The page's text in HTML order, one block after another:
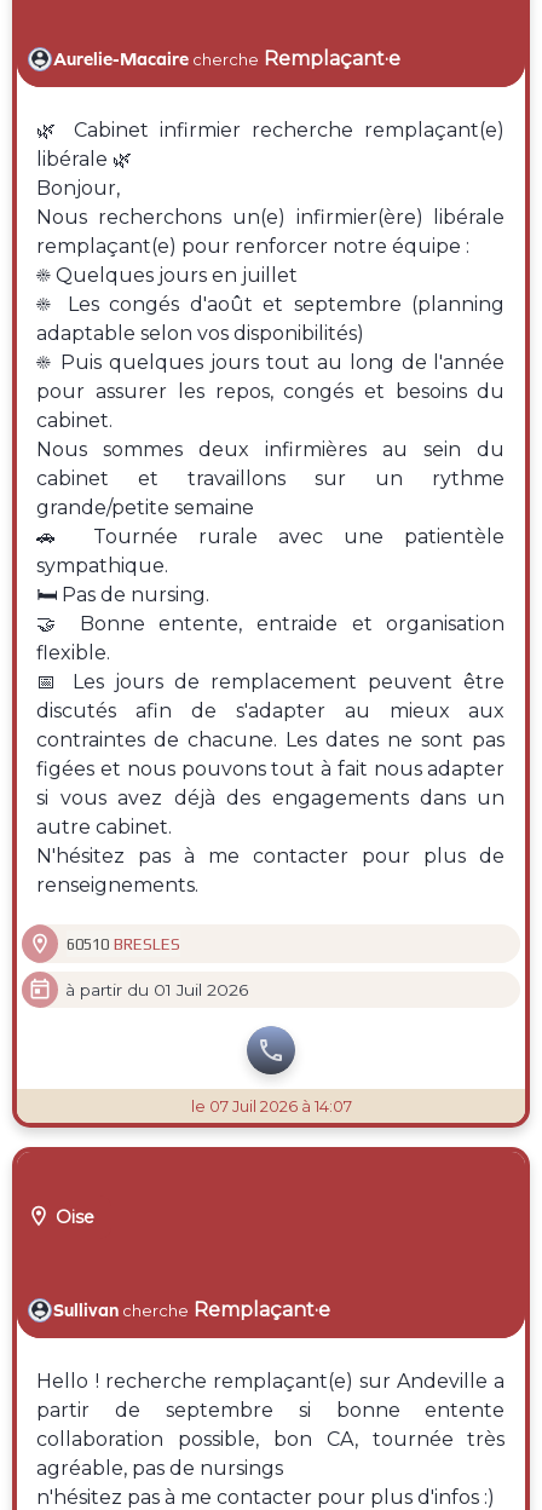
Aurelie-Macaire cherche Remplaçant·e
🌿 Cabinet infirmier recherche remplaçant(e)
libérale 🌿
Bonjour,
Nous recherchons un(e) infirmier(ère) libérale
remplaçant(e) pour renforcer notre équipe :
☀️ Quelques jours en juillet
☀️ Les congés d'août et septembre (planning
adaptable selon vos disponibilités)
☀️ Puis quelques jours tout au long de l'année
pour assurer les repos, congés et besoins du
cabinet.
Nous sommes deux infirmières au sein du
cabinet et travaillons sur un rythme
grande/petite semaine
🚗 Tournée rurale avec une patientèle
sympathique.
🛏️ Pas de nursing.
🤝 Bonne entente, entraide et organisation
flexible.
📅 Les jours de remplacement peuvent être
discutés afin de s'adapter au mieux aux
contraintes de chacune. Les dates ne sont pas
figées et nous pouvons tout à fait nous adapter
si vous avez déjà des engagements dans un
autre cabinet.
N'hésitez pas à me contacter pour plus de
renseignements.
 60510 BRESLES
 à partir du 01 Juil 2026

le 07 Juil 2026 à 14:07
 Oise
Sullivan cherche Remplaçant·e
Hello ! recherche remplaçant(e) sur Andeville a
partir de septembre si bonne entente
collaboration possible, bon CA, tournée très
agréable, pas de nursings
n'hésitez pas à me contacter pour plus d'infos :)